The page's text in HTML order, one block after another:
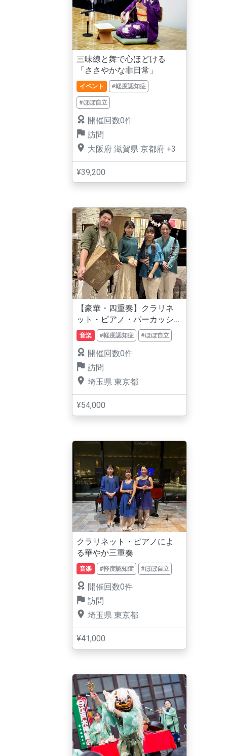
三味線と舞で心ほどける
「ささやかな非日常」
イベント #軽度認知症
#ほぼ自立
開催回数0件
訪問
大阪府 滋賀県 京都府 +3
¥39,200
【豪華・四重奏】クラリネ
ット・ピアノ・パーカッシ
ョンによる生演奏コンサー
ト
音楽 #軽度認知症 #ほぼ自立
開催回数0件
訪問
埼玉県 東京都
¥54,000
クラリネット・ピアノによ
る華やか三重奏
音楽 #軽度認知症 #ほぼ自立
開催回数0件
訪問
埼玉県 東京都
¥41,000